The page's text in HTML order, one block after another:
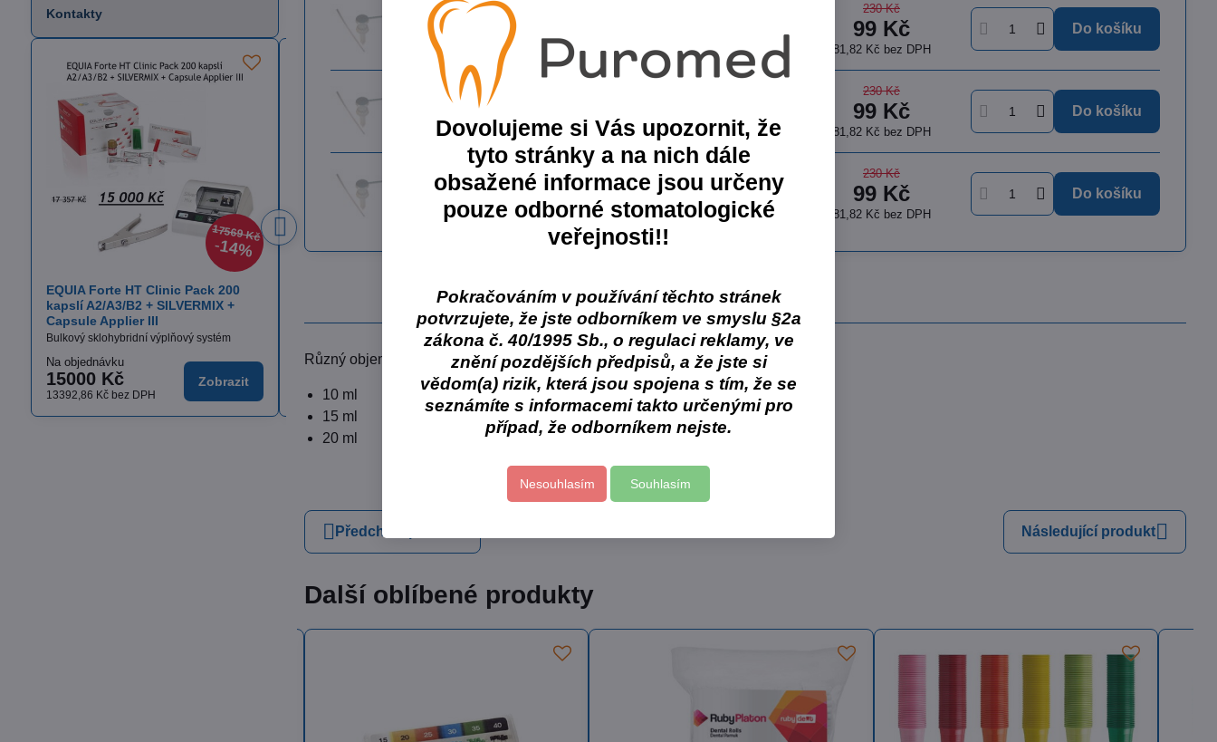
Varianta:
Dávkovací pumpa 10 ml
Skladové číslo:
DV-596-Výprodej
230 Kč
99 Kč
81,82 Kč bez DPH
Do košíku
Varianta:Dávkovací pumpa 15 ml
Skladové číslo:DV-595-Výprodej
230 Kč
99 Kč
81,82 Kč bez DPH
Do košíku
Varianta:Dávkovací pumpa 20 ml
DV-594-Výprodej
Skladem
230 Kč
99 Kč
81,82 Kč bez DPH
Do košíku
Popis
Různý objem dávkování:
10 ml
15 ml
20 ml
Předchozí produkt Následující produkt
Další oblíbené produkty
Kontakty
17569 Kč
14%
EQUIA Forte HT Clinic Pack 200
kapslí A2/A3/B2 + SILVERMIX +
Capsule Applier III
Bulkový sklohybridní výplňový systém
Na objednávku
15000 Kč
13392,86 Kč bez DPH
Zobrazit
Skladem
od 1460,87 Kč
Zobrazit
Zhermack Zeta 3
Dezinfekce povrchů
Skladem
od 269 Kč
od 222,31 Kč bez DPH
Zobrazit
79%
100 ks
79 Kč
Dovolujeme si Vás upozornit, že
tyto stránky a na nich dále
obsažené informace jsou určeny
pouze odborné stomatologické
veřejnosti!!
Pokračováním v používání těchto stránek
potvrzujete, že jste odborníkem ve smyslu §2a
zákona č. 40/1995 Sb., o regulaci reklamy, ve
znění pozdějších předpisů, a že jste si
vědom(a) rizik, která jsou spojena s tím, že se
seznámíte s informacemi takto určenými pro
případ, že odborníkem nejste.
Nesouhlasím Souhlasím